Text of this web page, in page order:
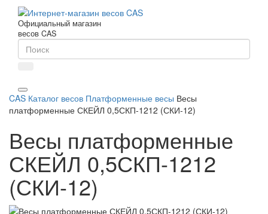
Официальный магазин
весов CAS
CAS Каталог весов Платформенные весы Весы
платформенные СКЕЙЛ 0,5СКП-1212 (СКИ-12)
Весы платформенные
СКЕЙЛ 0,5СКП-1212
(СКИ-12)